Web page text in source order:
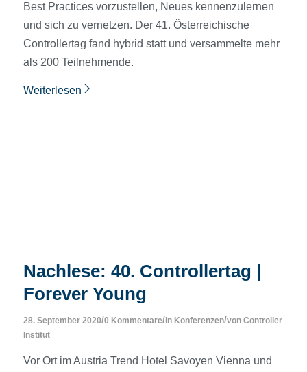
Best Practices vorzustellen, Neues kennenzulernen
und sich zu vernetzen. Der 41. Österreichische
Controllertag fand hybrid statt und versammelte mehr
als 200 Teilnehmende.
Weiterlesen
Nachlese: 40. Controllertag |
Forever Young
28. September 2020/0 Kommentare/in Konferenzen/von Controller
Institut
Vor Ort im Austria Trend Hotel Savoyen Vienna und